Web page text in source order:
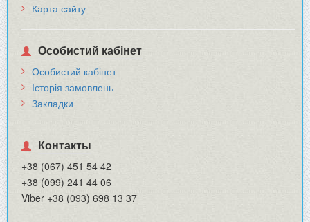
Карта сайту
Особистий кабінет
Особистий кабінет
Історія замовлень
Закладки
Контакты
+38 (067) 451 54 42
+38 (099) 241 44 06
Viber +38 (093) 698 13 37